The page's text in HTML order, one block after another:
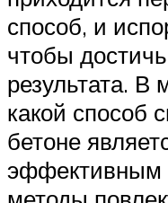
способ, и
чтобы
результата. В
какой способ
бетоне
эффективным